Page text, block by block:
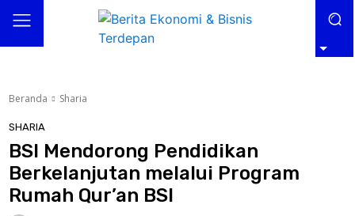
Beranda Sharia
SHARIA
BSI Mendorong Pendidikan
Berkelanjutan melalui Program
Rumah Qur’an BSI